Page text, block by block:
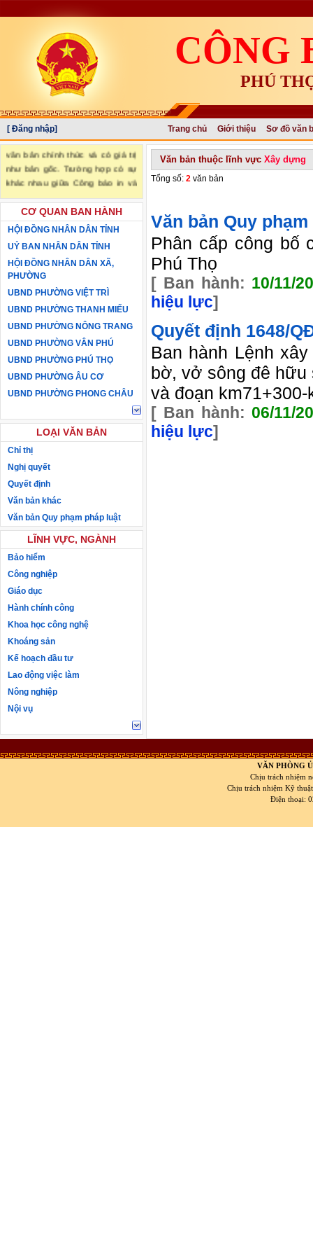
CÔNG
PHÚ
[ Đăng nhập] Trang chủ Giới thiệu
Sơ đồ văn
"Văn bản đăng trên Công báo là
văn bản chính thức và có giá trị
như bản gốc. Trường hợp có sự
khác nhau giữa Công báo in và
Công báo in làm căn cứ chính
thức." (trích Nghị định số
34/2016/NĐ-CP ngày 14/05/2016
của Chính phủ)
CƠ QUAN BAN HÀNH
HỘI ĐỒNG NHÂN DÂN TỈNH
UỶ BAN NHÂN DÂN TỈNH
HỘI ĐỒNG NHÂN DÂN XÃ,
PHƯỜNG
UBND PHƯỜNG VIỆT TRÌ
UBND PHƯỜNG THANH MIẾU
UBND PHƯỜNG NÔNG TRANG
UBND PHƯỜNG VÂN PHÚ
UBND PHƯỜNG PHÚ THỌ
UBND PHƯỜNG ÂU CƠ
UBND PHƯỜNG PHONG CHÂU
LOẠI VĂN BẢN
Chỉ thị
Nghị quyết
Quyết định
Văn bản khác
Văn bản Quy phạm pháp luật
LĨNH VỰC, NGÀNH
Bảo hiểm
Công nghiệp
Giáo dục
Hành chính công
Khoa học công nghệ
Khoáng sản
Kế hoạch đầu tư
Lao động việc làm
Nông nghiệp
Nội vụ
Văn bản thuộc lĩnh vực Xây dựng
Tổng số: 2 văn bản
Văn bản Quy
Phân cấp công bố
Phú Thọ
[ Ban hành: 10/11/
hiệu lực]
Quyết định 1648/
Ban hành Lệnh
bờ, vở sông đê hữu
và đoạn
[ Ban hành: 06/11/
hiệu lực]
VĂN PHÒNG
Chịu trách nhiệm
Chịu trách nhiệm Kỹ
Điện thoại: